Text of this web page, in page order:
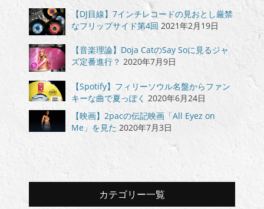
【DJ目線】7インチレコードの見おとし厳禁
なフリップサイド第4回 2021年2月19日
【音楽理論】Doja CatのSay Soに見るジャ
ズ定番進行？ 2020年7月9日
【Spotify】フィリーソウル名盤からファン
キーな曲で夏っぽく 2020年6月24日
【映画】2pacの伝記映画「All Eyez on
Me」を見た 2020年7月3日
カテゴリー一覧